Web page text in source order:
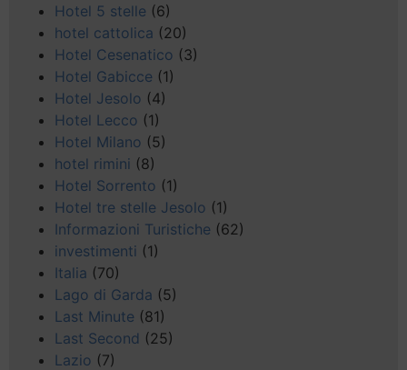
Hotel 5 stelle (6)
hotel cattolica (20)
Hotel Cesenatico (3)
Hotel Gabicce (1)
Hotel Jesolo (4)
Hotel Lecco (1)
Hotel Milano (5)
hotel rimini (8)
Hotel Sorrento (1)
Hotel tre stelle Jesolo (1)
Informazioni Turistiche (62)
investimenti (1)
Italia (70)
Lago di Garda (5)
Last Minute (81)
Last Second (25)
Lazio (7)